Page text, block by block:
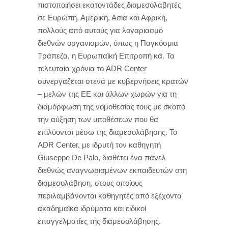
πιστοποιήσει εκατοντάδες διαμεσολαβητές
σε Ευρώπη, Αμερική, Ασία και Αφρική,
πολλούς από αυτούς για λογαριασμό
διεθνών οργανισμών, όπως η Παγκόσμια
Τράπεζα, η Ευρωπαϊκή Επιτροπή κά. Τα
τελευταία χρόνια το ADR Center
συνεργάζεται στενά με κυβερνήσεις κρατών
– μελών της ΕΕ και άλλων χωρών για τη
διαμόρφωση της νομοθεσίας τους με σκοπό
την αύξηση των υποθέσεων που θα
επιλύονται μέσω της διαμεσολάβησης. Το
ADR Center, με ιδρυτή τον καθηγητή
Giuseppe De Palo, διαθέτει ένα πάνελ
διεθνώς αναγνωρισμένων εκπαιδευτών στη
διαμεσολάβηση, στους οποίους
περιλαμβάνονται καθηγητές από εξέχοντα
ακαδημαϊκά ιδρύματα και ειδικοί
επαγγελματίες της διαμεσολάβησης.